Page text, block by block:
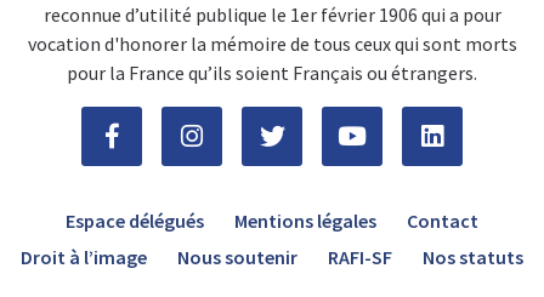
reconnue d’utilité publique le 1er février 1906 qui a pour
vocation d'honorer la mémoire de tous ceux qui sont morts
pour la France qu’ils soient Français ou étrangers.
Espace délégués Mentions légales
Contact
Droit à l’image
Nous soutenir RAFI-SF Nos statuts